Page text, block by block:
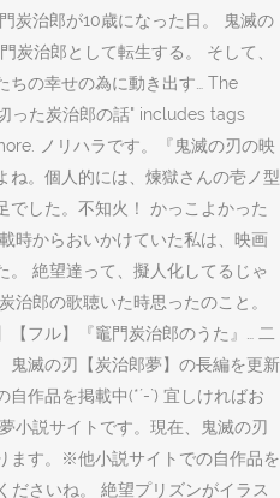
炭治郎が10歳になった日。 鬼滅の
炭治郎として転生する。 そして、
ちの幸せの為に動き出す… The
った炭治郎の話" includes tags
ノリハラです。『鬼滅の刃の映
ね。個人的には、煉獄さんの壱ノ型
でした。不知火！ かっこよかった
時からおいかけていた私は、映画
。 絶望達って、擬人化してるじゃ
治郎の歌聴いた時思ったのこと。
【フル】『竈門炭治郎のうた』… 二
鬼滅の刃【炭治郎夢】の長編を更新
作品を掲載中(*´-`) 宜しければお
小説サイトです。現在、鬼滅の刃
ます。※他小説サイトでの自作品を
ださいね。 絶望プリズンがイラス